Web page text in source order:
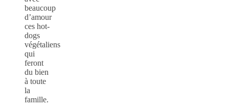
beaucoup
d’amour
ces hot-
dogs
végétaliens
qui
feront
du bien
à toute
la
famille.